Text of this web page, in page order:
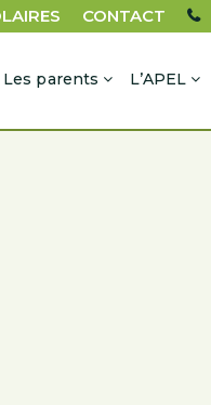
CONTACT
Les parents L’APEL